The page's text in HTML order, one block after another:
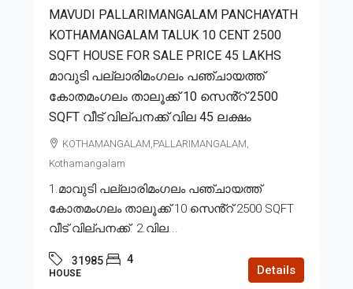
MAVUDI PALLARIMANGALAM PANCHAYATH
KOTHAMANGALAM TALUK 10 CENT 2500
SQFT HOUSE FOR SALE PRICE 45 LAKHS
മാവുടി പല്ലാരിമംഗലം പഞ്ചായത്ത്
കോതമംഗലം താലൂക്ക് 10 സെൻ്റ് 2500
SQFT വീട് വില്പനക്ക് വില 45 ലക്ഷം
KOTHAMANGALAM,PALLARIMANGALAM,
Kothamangalam
1.മാവുടി പല്ലാരിമംഗലം പഞ്ചായത്ത്
കോതമംഗലം താലൂക്ക് 10 സെൻ്റ് 2500 SQFT
വീട് വില്പനക്ക്. 2.വില...
31985 4
HOUSE Details